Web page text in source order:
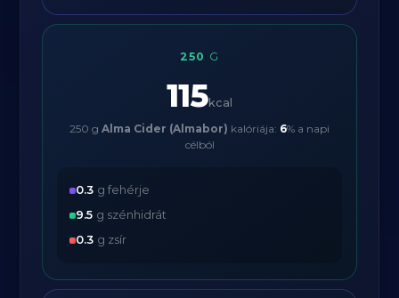
250 G
115kcal
250 g Alma Cider (Almabor) kalóriája: 6% a napi
célból
0.3 g fehérje
9.5 g szénhidrát
0.3 g zsír